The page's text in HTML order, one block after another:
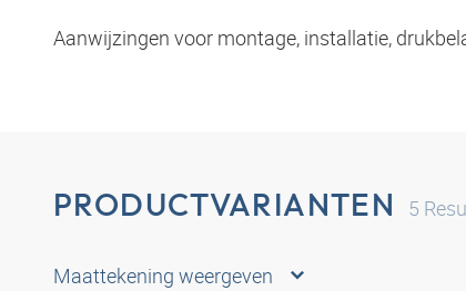
Aanwijzingen voor montage, installatie,
PRODUCTVARIANTEN 5
Maattekening weergeven